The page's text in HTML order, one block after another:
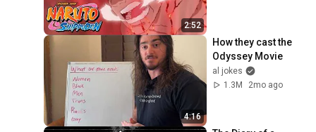
2:52
4:16
How they cast the
Odyssey Movie
al jokes
1.3M
2mo ago